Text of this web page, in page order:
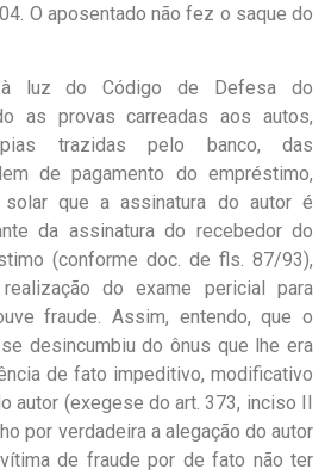
O aposentado não fez o saque do
luz do Código de Defesa do
as provas carreadas aos autos,
trazidas pelo banco, das
de pagamento do empréstimo,
que a assinatura do autor é
da assinatura do recebedor do
(conforme doc. de fls. 87/93),
do exame pericial para
fraude. Assim, entendo, que o
desincumbiu do ônus que lhe era
de fato impeditivo, modificativo
autor (exegese do art. 373, inciso II
por verdadeira a alegação do autor
de fraude por de fato não ter